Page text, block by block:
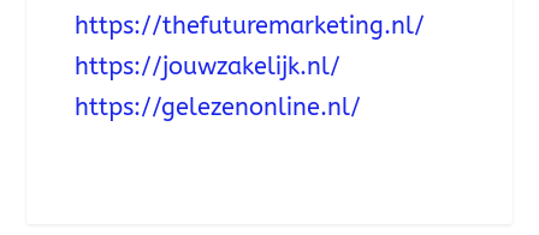
https://thefuturemarketing.nl/
https://jouwzakelijk.nl/
https://gelezenonline.nl/